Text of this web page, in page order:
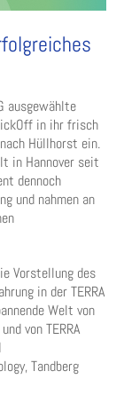
ausgewählte
in ihr frisch
Hüllhorst ein.
in Hannover seit
dennoch
und nahmen an
Vorstellung des
in der TERRA
Welt von
von TERRA
Tandberg